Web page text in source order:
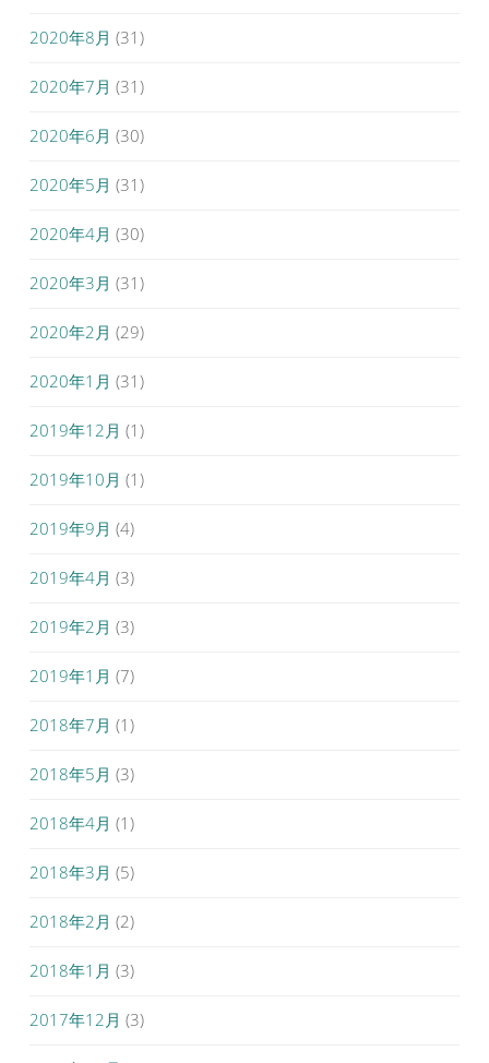
2020年8月 (31)
2020年7月 (31)
2020年6月 (30)
2020年5月 (31)
2020年4月 (30)
2020年3月 (31)
2020年2月 (29)
2020年1月 (31)
2019年12月 (1)
2019年10月 (1)
2019年9月 (4)
2019年4月 (3)
2019年2月 (3)
2019年1月 (7)
2018年7月 (1)
2018年5月 (3)
2018年4月 (1)
2018年3月 (5)
2018年2月 (2)
2018年1月 (3)
2017年12月 (3)